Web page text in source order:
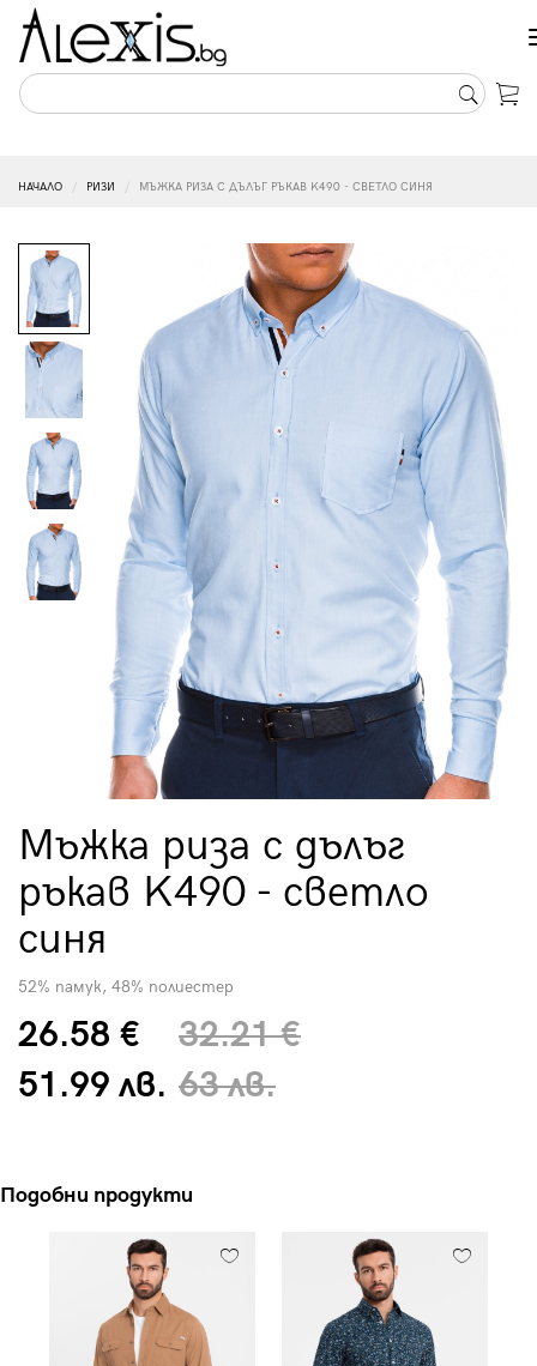
НАЧАЛО РИЗИ МЪЖКА РИЗА С ДЪЛЪГ РЪКАВ K490 - СВЕТЛО СИНЯ
Мъжка риза с дълъг
ръкав K490 - светло
синя
52% памук, 48% полиестер
26.58 €
51.99 лв.
32.21 €
63 лв.
Подобни продукти